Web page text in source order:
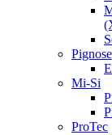
Pignose
Mi-Si
ProTec